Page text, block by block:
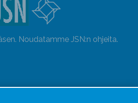
Noudatamme JSN:n ohjeita.